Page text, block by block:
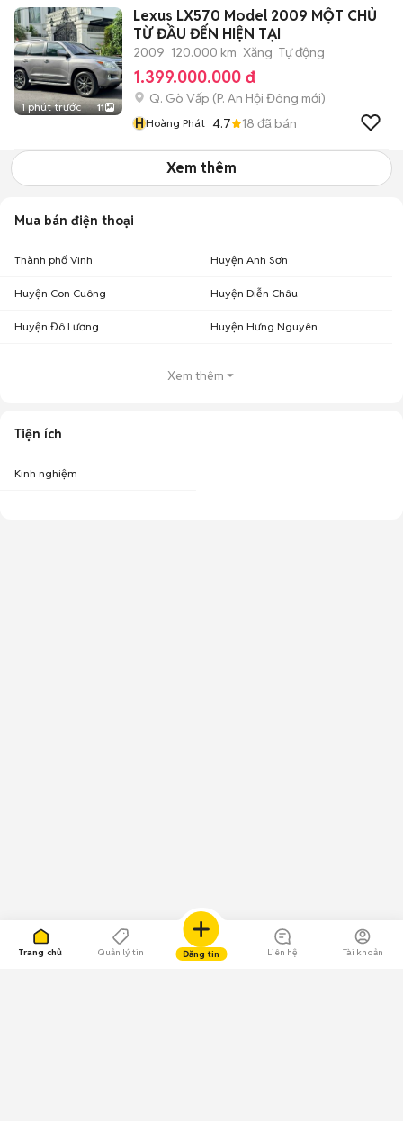
Trang chủ Quản lý tin Đăng tin Liên hệ Tài khoản
1 phút trước 11
Lexus LX570 Model 2009 MỘT CHỦ
TỪ ĐẦU ĐẾN HIỆN TẠI
2009 120.000 km Xăng Tự động
1.399.000.000 đ
Q. Gò Vấp (P. An Hội Đông mới)
HHoàng Phát 4.7 18 đã bán
Xem thêm
Mua bán điện thoại
Thành phố Vinh Huyện Anh Sơn
Huyện Con Cuông Huyện Diễn Châu
Huyện Đô Lương Huyện Hưng Nguyên
Xem thêm
Tiện ích
Kinh nghiệm